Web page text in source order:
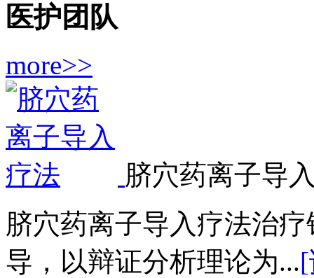
医护团队
more>>
脐穴药离子导
脐穴药离子导入疗法治
导，以辩证分析理论为...